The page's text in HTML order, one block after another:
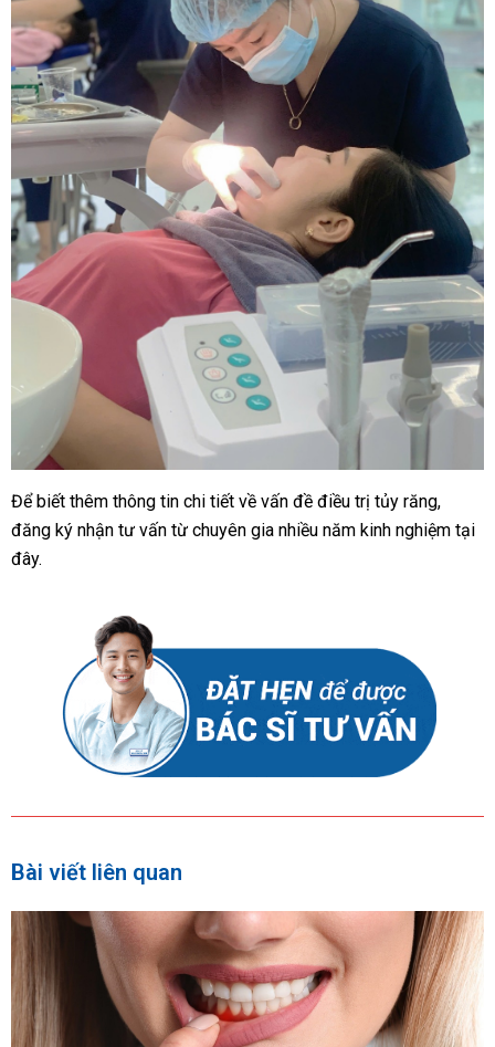
Để biết thêm thông tin chi tiết về vấn đề điều trị tủy răng,
đăng ký nhận tư vấn từ chuyên gia nhiều năm kinh nghiệm tại
đây.
Bài viết liên quan